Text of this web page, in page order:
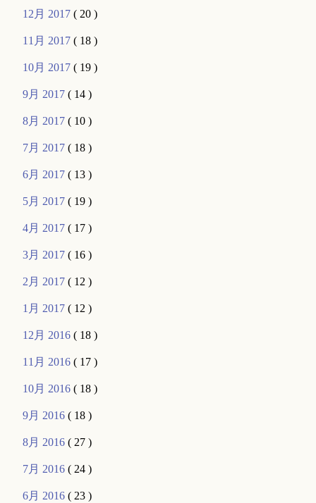
12月 2017( 20 )
11月 2017( 18 )
10月 2017( 19 )
9月 2017( 14 )
8月 2017( 10 )
7月 2017( 18 )
6月 2017( 13 )
5月 2017( 19 )
4月 2017( 17 )
3月 2017( 16 )
2月 2017( 12 )
1月 2017( 12 )
12月 2016( 18 )
11月 2016( 17 )
10月 2016( 18 )
9月 2016( 18 )
8月 2016( 27 )
7月 2016( 24 )
6月 2016( 23 )